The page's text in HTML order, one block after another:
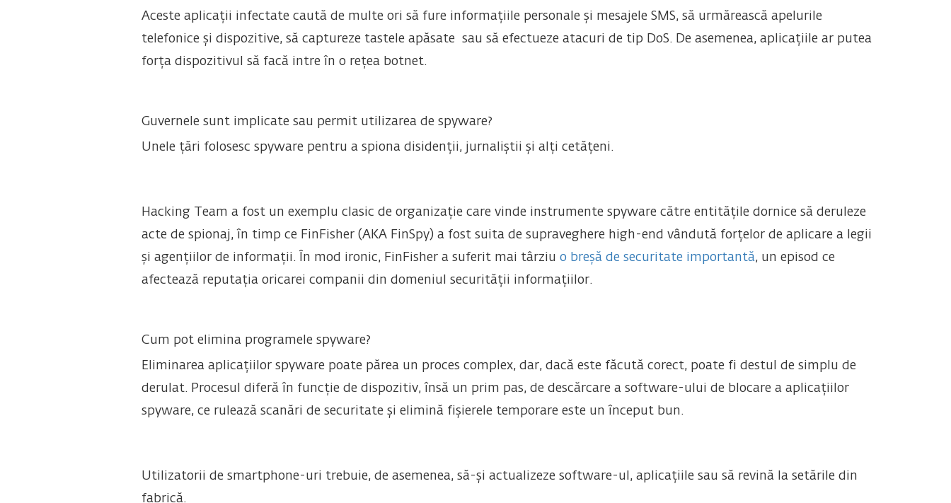
Aceste aplicații infectate caută de multe ori să fure informațiile personale și mesajele SMS, să urmărească apelurile
telefonice și dispozitive, să captureze tastele apăsate sau să efectueze atacuri de tip DoS. De asemenea, aplicațiile ar putea
forța dispozitivul să facă intre în o rețea botnet.
Guvernele sunt implicate sau permit utilizarea de spyware?
Unele țări folosesc spyware pentru a spiona disidenții, jurnaliștii și alți cetățeni.
Hacking Team a fost un exemplu clasic de organizație care vinde instrumente spyware către entitățile dornice să deruleze
acte de spionaj, în timp ce FinFisher (AKA FinSpy) a fost suita de supraveghere high-end vândută forțelor de aplicare a legii
și agențiilor de informații. În mod ironic, FinFisher a suferit mai târziu o breșă de securitate importantă, un episod ce
afectează reputația oricarei companii din domeniul securității informațiilor.
Cum pot elimina programele spyware?
Eliminarea aplicațiilor spyware poate părea un proces complex, dar, dacă este făcută corect, poate fi destul de simplu de
derulat. Procesul diferă în funcție de dispozitiv, însă un prim pas, de descărcare a software-ului de blocare a aplicațiilor
spyware, ce rulează scanări de securitate și elimină fișierele temporare este un început bun.
Utilizatorii de smartphone-uri trebuie, de asemenea, să-și actualizeze software-ul, aplicațiile sau să revină la setările din
fabrică.